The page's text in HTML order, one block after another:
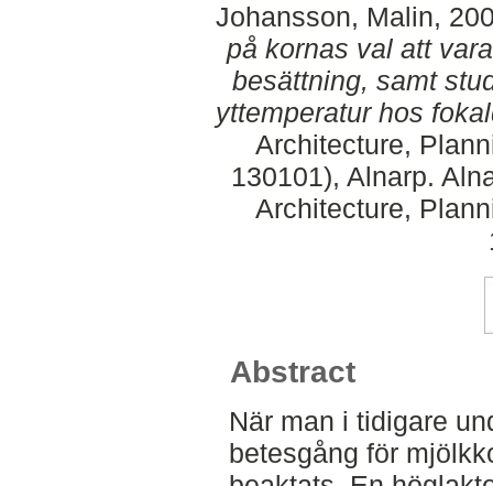
Johansson, Malin,
på kornas val att
besättning, samt
yttemperatur hos
Architecture,
130101), Alnarp.
Architecture,
Abstract
När man i tidigare
betesgång för